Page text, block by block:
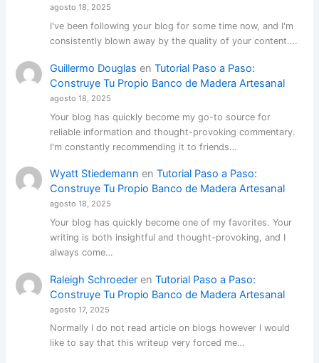
agosto 18, 2025
I've been following your blog for some time now, and I'm
consistently blown away by the quality of your content.…
Guillermo Douglas en Tutorial Paso a Paso:
Construye Tu Propio Banco de Madera Artesanal
agosto 18, 2025
Your blog has quickly become my go-to source for
reliable information and thought-provoking commentary.
I'm constantly recommending it to friends…
Wyatt Stiedemann en Tutorial Paso a Paso:
Construye Tu Propio Banco de Madera Artesanal
agosto 18, 2025
Your blog has quickly become one of my favorites. Your
writing is both insightful and thought-provoking, and I
always come…
Raleigh Schroederen Tutorial Paso a Paso:
Construye Tu Propio Banco de Madera Artesanal
agosto 17, 2025
Normally I do not read article on blogs however I would
like to say that this writeup very forced me…